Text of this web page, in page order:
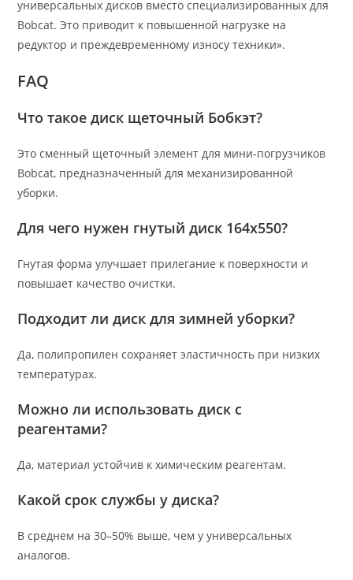
универсальных дисков вместо специализированных для
Bobcat. Это приводит к повышенной нагрузке на
редуктор и преждевременному износу техники».
FAQ
Что такое диск щеточный Бобкэт?
Это сменный щеточный элемент для мини-погрузчиков
Bobcat, предназначенный для механизированной
уборки.
Для чего нужен гнутый диск 164х550?
Гнутая форма улучшает прилегание к поверхности и
повышает качество очистки.
Подходит ли диск для зимней уборки?
Да, полипропилен сохраняет эластичность при низких
температурах.
Можно ли использовать диск с
реагентами?
Да, материал устойчив к химическим реагентам.
Какой срок службы у диска?
В среднем на 30–50% выше, чем у универсальных
аналогов.